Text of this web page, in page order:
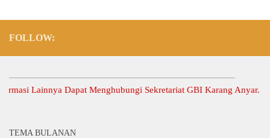
FOLLOW:
Lainnya Dapat Menghubungi Sekretariat GBI Karang Anyar.
TEMA BULANAN